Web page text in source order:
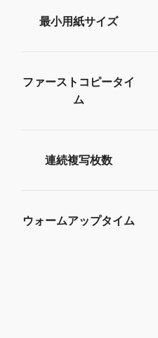
最小用紙サイズ
ファーストコピータイ
ム
連続複写枚数
ウォームアップタイム